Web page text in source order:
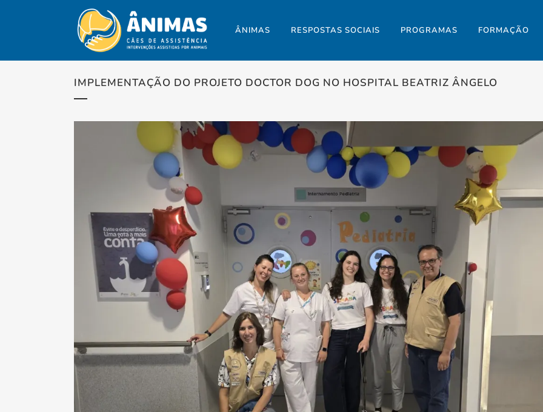
ÂNIMAS RESPOSTAS SOCIAIS PROGRAMAS FORMAÇÃO
IMPLEMENTAÇÃO DO PROJETO DOCTOR DOG NO HOSPITAL BEATRIZ ÂNGELO